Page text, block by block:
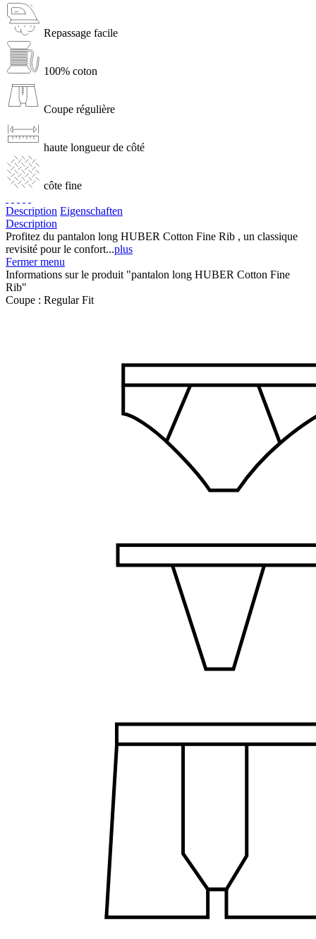
Repassage facile
100% coton
Coupe régulière
haute longueur de côté
côte fine
Description Eigenschaften
Description
Profitez du pantalon long HUBER Cotton Fine Rib , un classique
revisité pour le confort...plus
Fermer menu
Informations sur le produit "pantalon long HUBER Cotton Fine
Rib"
Coupe : Regular Fit